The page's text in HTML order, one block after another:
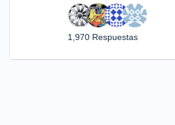
1,970 Respuestas